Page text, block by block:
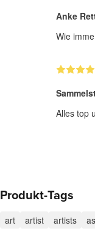
Anke
Wie
Alles top
Produkt-Tags
art artist artists